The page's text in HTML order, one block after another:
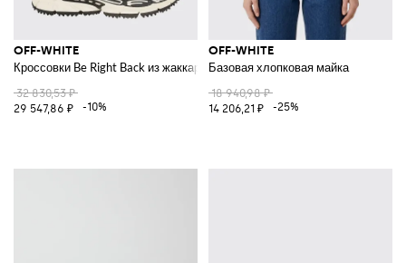
OFF-WHITE
Кроссовки Be Right Back из жаккардового трикотажа
32 830,53 ₽
29 547,86 ₽
-10%
OFF-WHITE
Базовая хлопковая майка
18 940,98 ₽
14 206,21 ₽
-25%